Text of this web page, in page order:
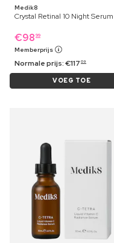
Medik8
Crystal Retinal 10 Night Serum
€98 99
Memberprijs
Normale prijs:€117 09
VOEG TOE